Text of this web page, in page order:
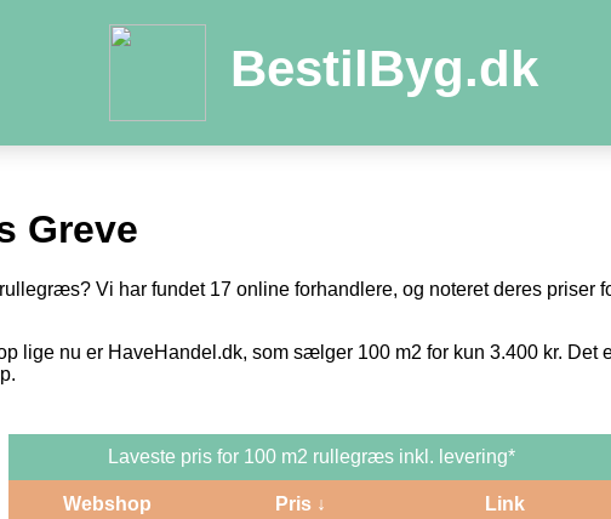
BestilByg.dk
Greve
Vi har fundet 17 online forhandlere, og noteret deres priser
lige nu er HaveHandel.dk, som sælger 100 m2 for kun 3.400 kr. Det
Laveste pris for 100 m2 rullegræs inkl. levering*
Webshop Pris ↓ Link